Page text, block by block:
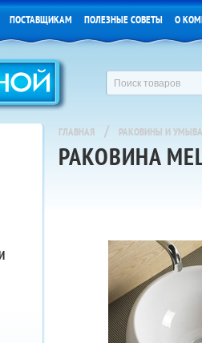
ПОСТАВЩИКАМ ПОЛЕЗНЫЕ СОВЕТЫ О
ГЛАВНАЯ / РАКОВИНЫ И
РАКОВИНА